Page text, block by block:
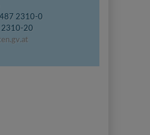
2310-0
2310-20